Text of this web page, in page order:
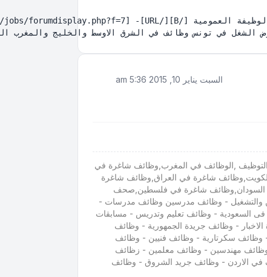
السبت يناير 10, 2015 5:36 am
,الوظائف في المغرب,وظائف شاغرة في
شاغرة في العراق,وظائف شاغرة
السودان,وظائف شاغرة في فلسطين,صحف
والتشغيل - وظائف مدرسين وظائف مدرسات -
السعودية - وظائف تعليم وتدريس - مسابقات
- وظائف جريدة الجمهورية - وظائف
وظائف سكرتارية - وظائف فنيين - وظائف
وظائف مهندسين - وظائف معلمين - زظائف
الاردن - وظائف جريد الشروق - وظائف